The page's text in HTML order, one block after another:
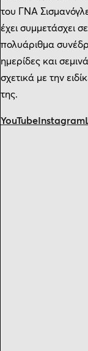
του ΓΝΑ
έχει συμμετάσχει σε
πολυάριθμα
ημερίδες και
σχετικά με την
της.
YouTubeInstagram